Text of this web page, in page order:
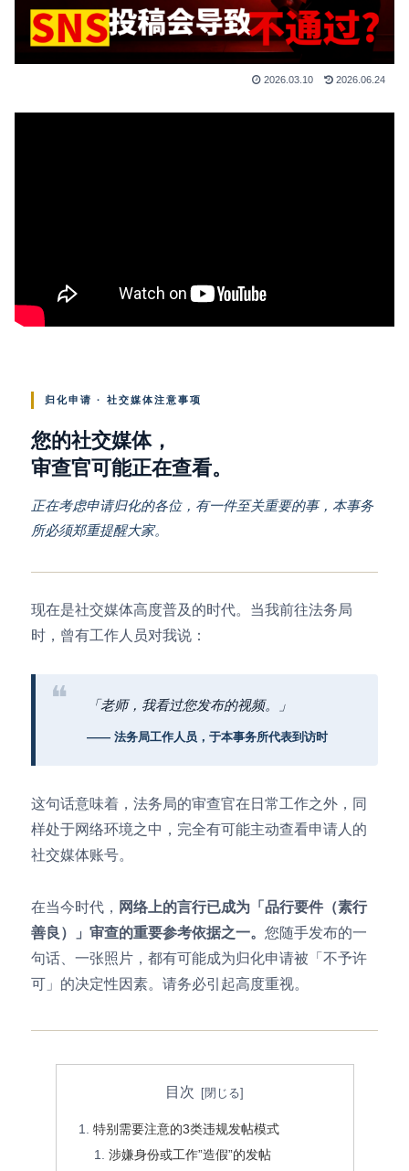
2026.03.10 2026.06.24
归化申请 · 社交媒体注意事项
您的社交媒体，
审查官可能正在查看。
正在考虑申请归化的各位，有一件至关重要的事，本事务
所必须郑重提醒大家。
现在是社交媒体高度普及的时代。当我前往法务局
时，曾有工作人员对我说：
「老师，我看过您发布的视频。」
—— 法务局工作人员，于本事务所代表到访时
这句话意味着，法务局的审查官在日常工作之外，同
样处于网络环境之中，完全有可能主动查看申请人的
社交媒体账号。
在当今时代， 网络上的言行已成为「品行要件（素行
善良）」审查的重要参考依据之一。 您随手发布的一
句话、一张照片，都有可能成为归化申请被「不予许
可」的决定性因素。请务必引起高度重视。
目次
特别需要注意的3类违规发帖模式
涉嫌身份或工作”造假”的发帖